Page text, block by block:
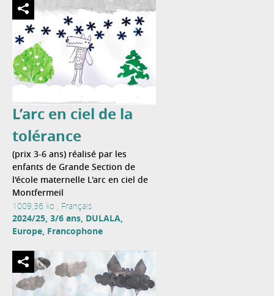
L’arc en ciel de la
tolérance
(prix 3-6 ans) réalisé par les
enfants de Grande Section de
l'école maternelle L'arc en ciel de
Montfermeil
1009,36 ko , Français
2024/25, 3/6 ans, DULALA,
Europe, Francophone